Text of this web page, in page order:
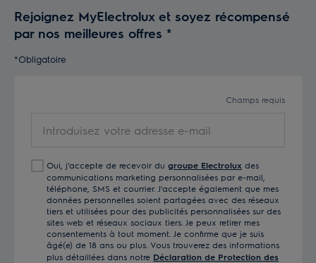
Rejoignez MyElectrolux et soyez récompensé
par nos meilleures offres *
*Obligatoire
Champs requis
votre
e-
mail
Oui, j'accepte de recevoir du groupe Electrolux des
communications marketing personnalisées par e-mail,
téléphone, SMS et courrier. J'accepte également que mes
données personnelles soient partagées avec des réseaux
tiers et utilisées pour des publicités personnalisées sur des
sites web et réseaux sociaux tiers. Je peux retirer mes
consentements à tout moment. Je confirme que je suis
âgé(e) de 18 ans ou plus. Vous trouverez des informations
plus détaillées dans notre Déclaration de Protection des